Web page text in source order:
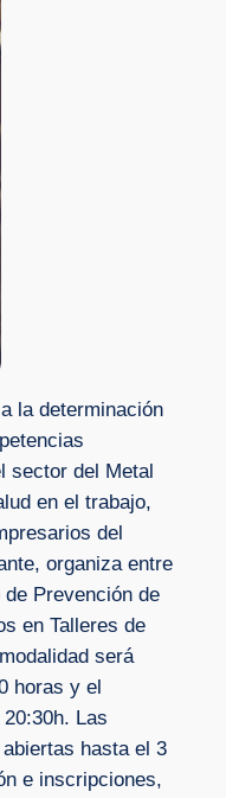
la determinación
sector del Metal
en el trabajo,
del
organiza entre
Prevención de
en Talleres de
será
horas y el
Las
hasta el 3
e inscripciones,